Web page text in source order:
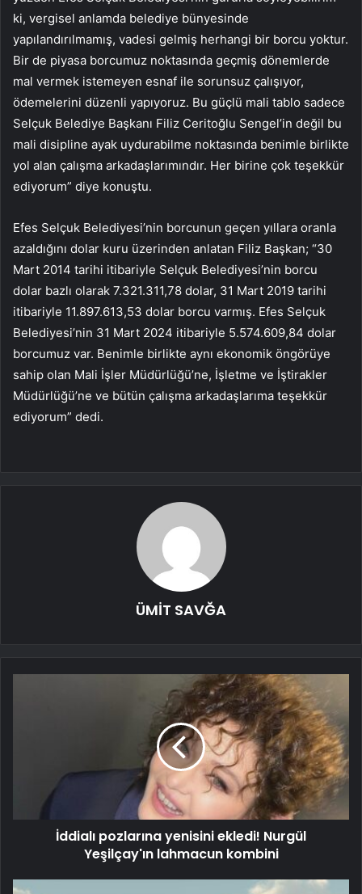
ki, vergisel anlamda belediye bünyesinde
yapılandırılmamış, vadesi gelmiş herhangi bir borcu yoktur.
Bir de piyasa borcumuz noktasında geçmiş dönemlerde
mal vermek istemeyen esnaf ile sorunsuz çalışıyor,
ödemelerini düzenli yapıyoruz. Bu güçlü mali tablo sadece
Selçuk Belediye Başkanı Filiz Ceritoğlu Sengel’in değil bu
mali disipline ayak uydurabilme noktasında benimle birlikte
yol alan çalışma arkadaşlarımındır. Her birine çok teşekkür
ediyorum” diye konuştu.
Efes Selçuk Belediyesi’nin borcunun geçen yıllara oranla
azaldığını dolar kuru üzerinden anlatan Filiz Başkan; “30
Mart 2014 tarihi itibariyle Selçuk Belediyesi’nin borcu
dolar bazlı olarak 7.321.311,78 dolar, 31 Mart 2019 tarihi
itibariyle 11.897.613,53 dolar borcu varmış. Efes Selçuk
Belediyesi’nin 31 Mart 2024 itibariyle 5.574.609,84 dolar
borcumuz var. Benimle birlikte aynı ekonomik öngörüye
sahip olan Mali İşler Müdürlüğü’ne, İşletme ve İştirakler
Müdürlüğü’ne ve bütün çalışma arkadaşlarıma teşekkür
ediyorum” dedi.
ÜMİT SAVĞA
İddialı pozlarına yenisini ekledi! Nurgül
Yeşilçay'ın lahmacun kombini